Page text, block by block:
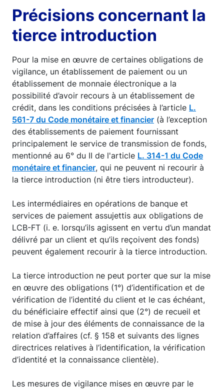
Précisions concernant la
tierce introduction
Pour la mise en œuvre de certaines obligations de
vigilance, un établissement de paiement ou un
établissement de monnaie électronique a la
possibilité d’avoir recours à un établissement de
crédit, dans les conditions précisées à l’article L.
561-7 du Code monétaire et financier (à l’exception
des établissements de paiement fournissant
principalement le service de transmission de fonds,
mentionné au 6° du II de l'article L. 314-1 du Code
monétaire et financier, qui ne peuvent ni recourir à
la tierce introduction (ni être tiers introducteur).
Les intermédiaires en opérations de banque et
services de paiement assujettis aux obligations de
LCB-FT (i. e. lorsqu’ils agissent en vertu d’un mandat
délivré par un client et qu’ils reçoivent des fonds)
peuvent également recourir à la tierce introduction.
La tierce introduction ne peut porter que sur la mise
en œuvre des obligations (1°) d’identification et de
vérification de l’identité du client et le cas échéant,
du bénéficiaire effectif ainsi que (2°) de recueil et
de mise à jour des éléments de connaissance de la
relation d’affaires (cf. § 158 et suivants des lignes
directrices relatives à l’identification, la vérification
d’identité et la connaissance clientèle).
Les mesures de vigilance mises en œuvre par le